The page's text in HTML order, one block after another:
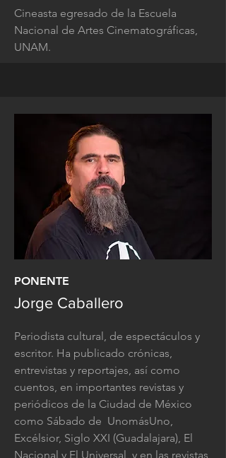
Cineasta egresado de la Escuela
Nacional de Artes Cinematográficas,
UNAM.
PONENTE
Jorge Caballero
Periodista cultural, de espectáculos y
escritor. Ha publicado crónicas,
entrevistas y reportajes, así como
cuentos, en importantes revistas y
periódicos de la Ciudad de México
como Sábado de UnomásUno,
Excélsior, Siglo XXI (Guadalajara), El
Nacional y El Universal, y en las revistas